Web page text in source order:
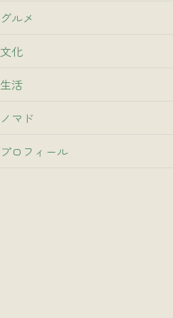
グルメ
文化
生活
ノマド
プロフィール